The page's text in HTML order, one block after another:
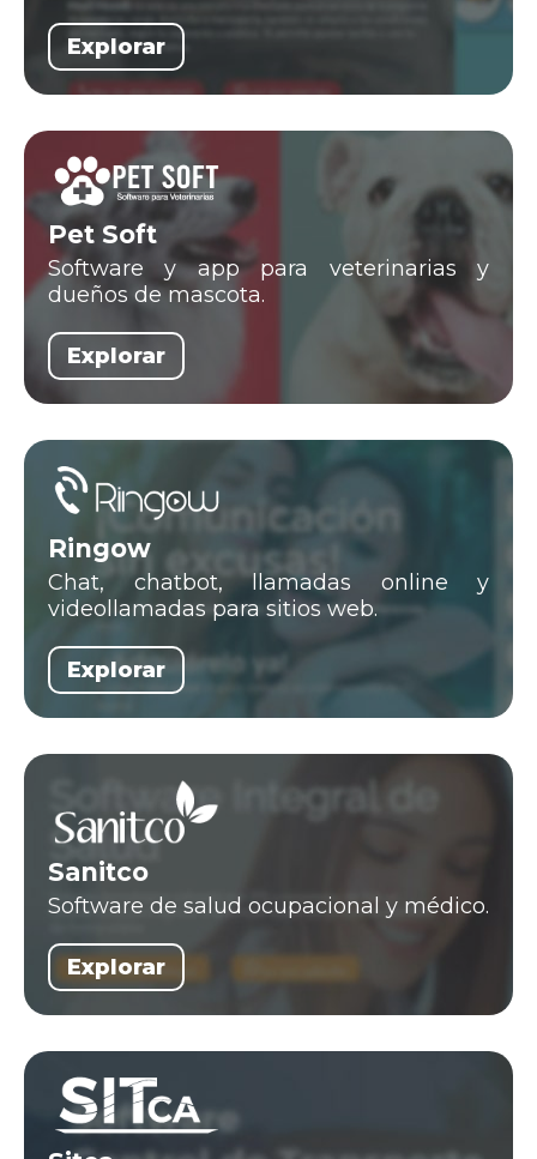
Explorar
Pet Soft
Software y app para veterinarias y
dueños de mascota.
Explorar
Ringow
Chat, chatbot, llamadas online y
videollamadas para sitios web.
Explorar
Sanitco
Software de salud ocupacional y médico.
Explorar